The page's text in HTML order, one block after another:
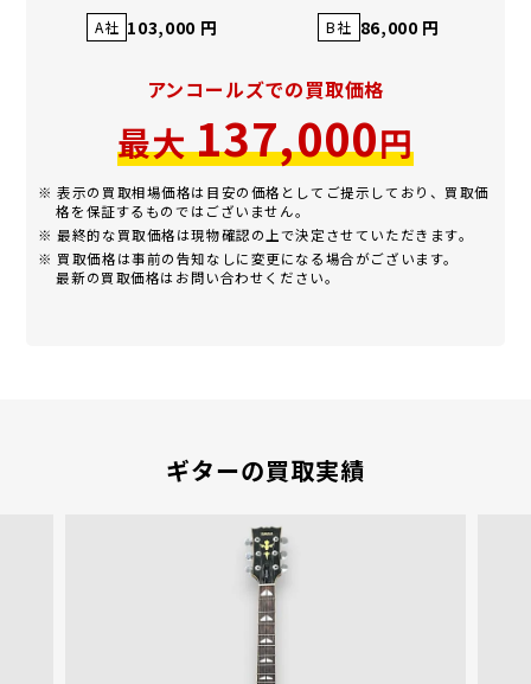
A社 103,000 円 B社 86,000 円
アンコールズでの買取価格
最大137,000円
※ 表示の買取相場価格は目安の価格としてご提示しており、買取価
格を保証するものではございません。
※ 最終的な買取価格は現物確認の上で決定させていただきます。
※ 買取価格は事前の告知なしに変更になる場合がございます。
最新の買取価格はお問い合わせください。
ギターの買取実績